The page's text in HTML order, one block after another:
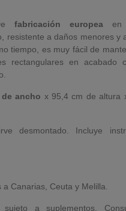
fabricación europea en
resistente a daños menores y
tiempo, es muy fácil de
rectangulares en acabado
de ancho x 95,4 cm de altura
desmontado. Incluye
Canarias, Ceuta y Melilla.
a suplementos.